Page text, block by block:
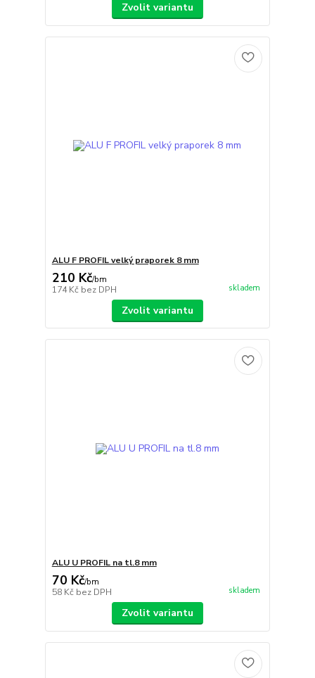
Zvolit variantu
ALU F PROFIL velký praporek 8 mm
210 Kč/bm
174 Kč bez DPH skladem
Zvolit variantu
ALU U PROFIL na tl.8 mm
70 Kč/bm
58 Kč bez DPH skladem
Zvolit variantu